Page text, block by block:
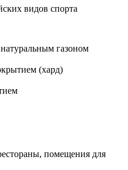
видов спорта
газоном
(хард)
помещения для